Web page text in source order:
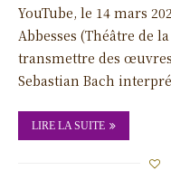
YouTube, le 14 mars
Abbesses (Théâtre de
transmettre des
Sebastian Bach
LIRE LA SUITE